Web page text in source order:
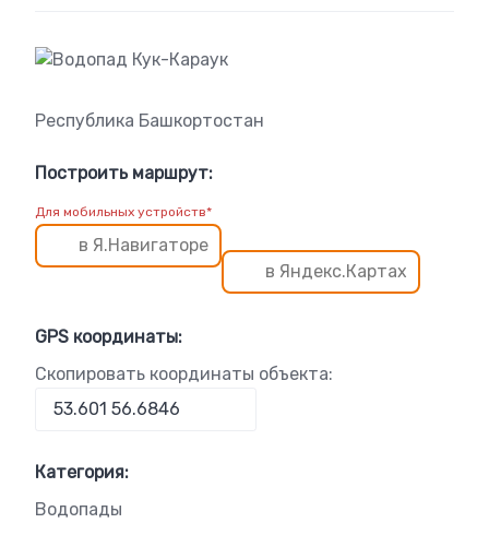
Республика Башкортостан
Построить маршрут:
Для мобильных устройств*
в Я.Навигаторе
в Яндекс.Картах
GPS координаты:
Скопировать координаты объекта:
Категория:
Водопады